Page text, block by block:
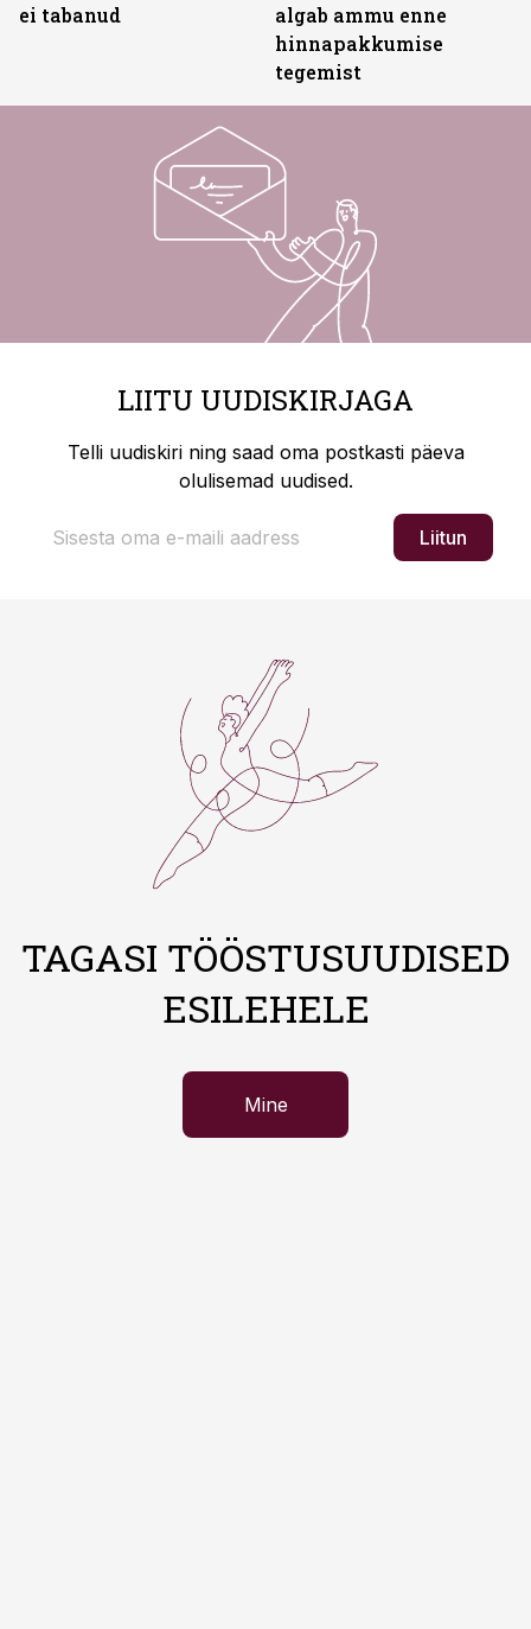
ei tabanud
algab ammu enne
hinnapakkumise
tegemist
LIITU UUDISKIRJAGA
Telli uudiskiri ning saad oma postkasti päeva
olulisemad uudised.
Liitun
TAGASI TÖÖSTUSUUDISED
ESILEHELE
Mine